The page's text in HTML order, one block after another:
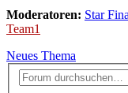
Moderatoren: Star
Team1
Neues Thema